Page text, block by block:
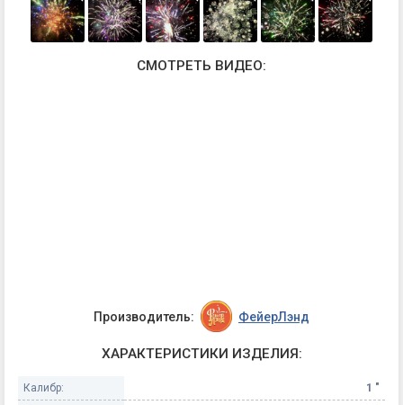
СМОТРЕТЬ ВИДЕО:
Производитель: ФейерЛэнд
ХАРАКТЕРИСТИКИ ИЗДЕЛИЯ:
Калибр:
1 "